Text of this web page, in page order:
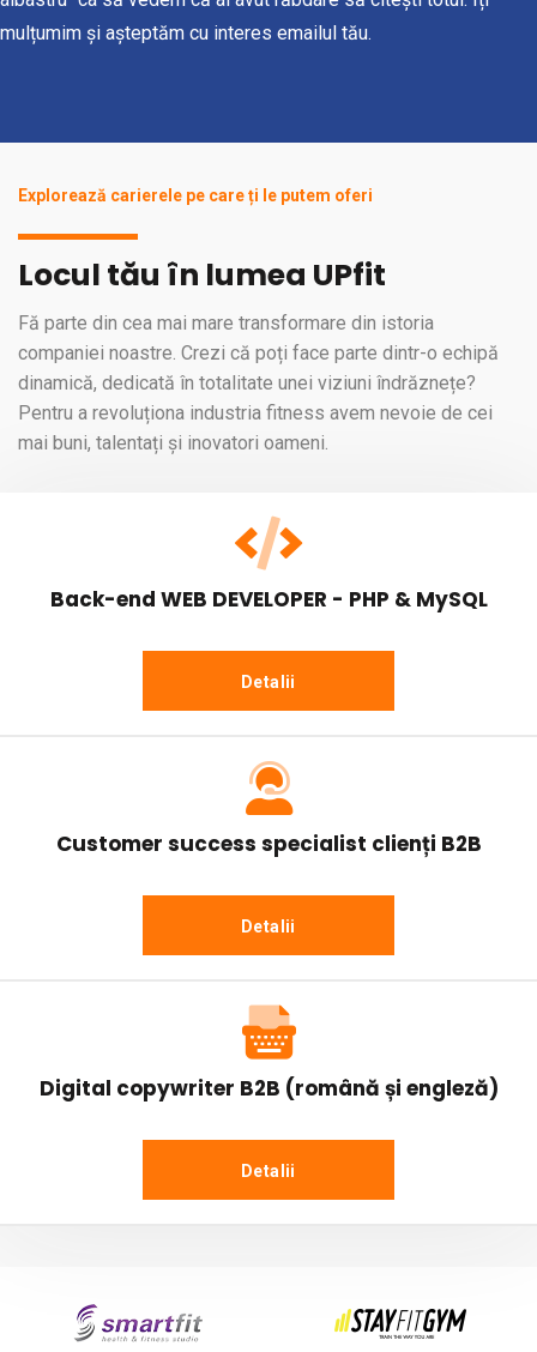
mulțumim și așteptăm cu interes emailul tău.
Explorează carierele pe care ți le putem oferi
Locul tău în lumea UPfit
Fă parte din cea mai mare transformare din istoria
companiei noastre. Crezi că poți face parte dintr-o echipă
dinamică, dedicată în totalitate unei viziuni îndrăznețe?
Pentru a revoluționa industria fitness avem nevoie de cei
mai buni, talentați și inovatori oameni.
Back-end WEB DEVELOPER - PHP & MySQL
Detalii
Customer success specialist clienți B2B
Detalii
Digital copywriter B2B (română și engleză)
Detalii